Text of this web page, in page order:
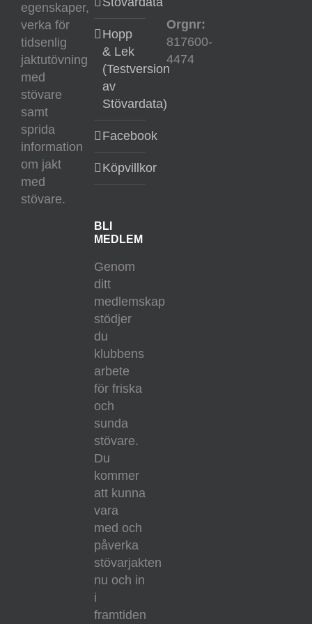
egenskaper,
verka för
tidsenlig
jaktutövning
med
stövare
samt
sprida
information
om jakt
med
stövare.
Hopp
& Lek
(Testversion
av
Stövardata)
Facebook
Köpvillkor
BLI
MEDLEM
Genom
ditt
medlemskap
stödjer
du
klubbens
arbete
för friska
och
sunda
stövare.
Du
kommer
att kunna
vara
med och
påverka
stövarjakten
nu och in
i
framtiden
Orgnr:
817600-
4474